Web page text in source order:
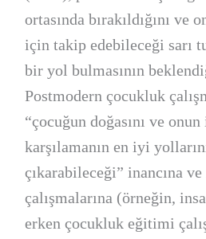
ortasında bırakıldığını ve
için takip edebileceği sarı
bir yol bulmasının
Postmodern çocukluk
“çocuğun doğasını ve
karşılamanın en iyi
çıkarabileceği” inancına
çalışmalarına (örneğin,
erken çocukluk eğitimi